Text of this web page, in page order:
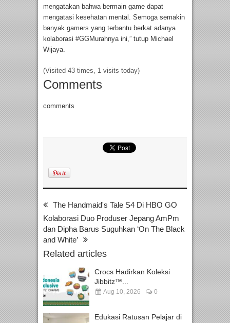
mengatakan bahwa bermain game dapat
mengatasi kesehatan mental. Semoga semakin
banyak gamers yang terbantu berkat adanya
kolaborasi #GGMurahnya ini,” tutup Michael
Wijaya.
(Visited 43 times, 1 visits today)
Comments
comments
The Handmaid's Tale S4 Di HBO GO
Kolaborasi Duo Produser Jepang AmPm
dan Dipha Barus Suguhkan ‘On The Black
and White’
Related articles
Crocs Hadirkan Koleksi
Jibbitz™...
Aug 10, 2026 0
Edukasi Ratusan Pelajar di